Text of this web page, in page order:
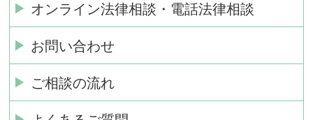
オンライン法律相談・電話法律相談
お問い合わせ
ご相談の流れ